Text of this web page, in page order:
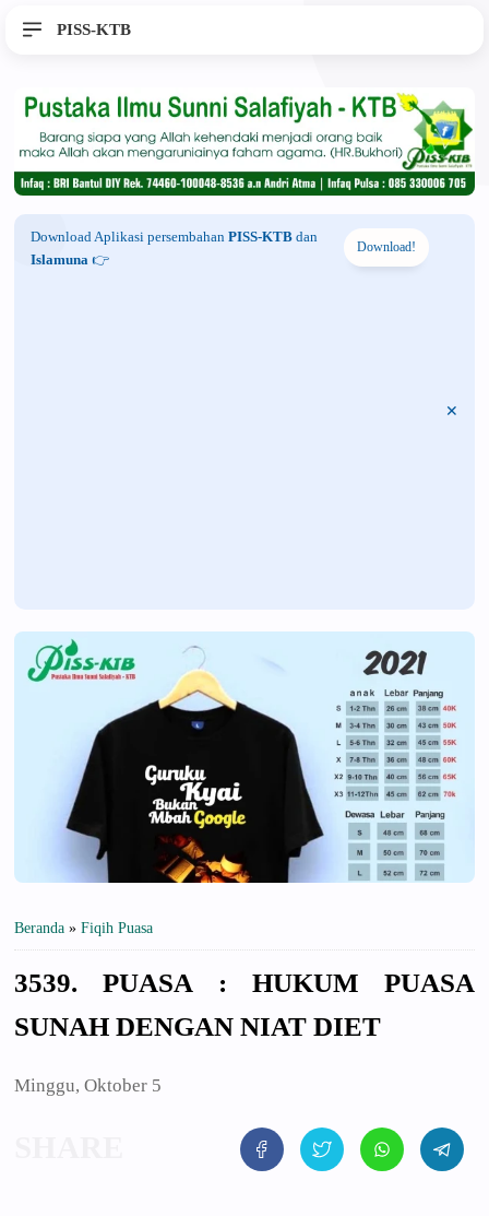
PISS-KTB
Download Aplikasi persembahan PISS-KTB dan
Islamuna 👉
Download!
Beranda » Fiqih Puasa
3539. PUASA : HUKUM PUASA
SUNAH DENGAN NIAT DIET
Minggu, Oktober 5